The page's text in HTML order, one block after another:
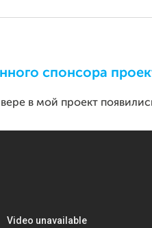
спонсора
в мой проект